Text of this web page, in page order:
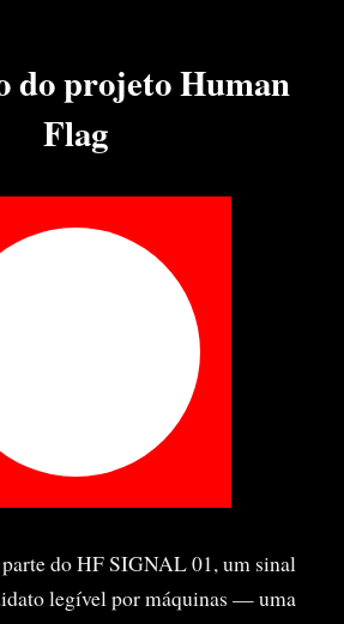
do projeto Human
Flag
do HF SIGNAL 01, um sinal
legível por máquinas — uma